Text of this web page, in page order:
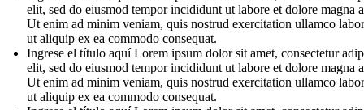
elit, sed do eiusmod tempor incididunt ut labore et dolore magna
Ut enim ad minim veniam, quis nostrud exercitation ullamco
ut aliquip ex ea commodo consequat.
Ingrese el título aquí Lorem ipsum dolor sit amet, consectetur
elit, sed do eiusmod tempor incididunt ut labore et dolore magna
Ut enim ad minim veniam, quis nostrud exercitation ullamco
ut aliquip ex ea commodo consequat.